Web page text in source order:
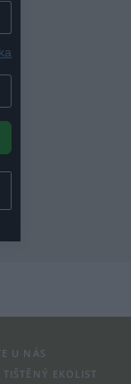
U NÁS
TIŠTĚNÝ EKOLIST